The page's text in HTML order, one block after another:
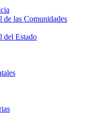
las Comunidades
del Estado